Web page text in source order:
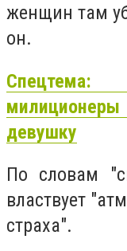
женщин там
он.
девушку
По словам
властвует
страха".